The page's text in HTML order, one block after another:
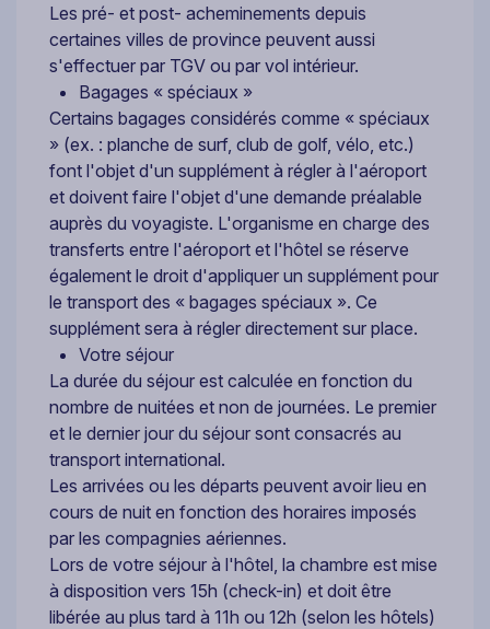
Les pré- et post- acheminements depuis
certaines villes de province peuvent aussi
s'effectuer par TGV ou par vol intérieur.
Bagages « spéciaux »
Certains bagages considérés comme « spéciaux
» (ex. : planche de surf, club de golf, vélo, etc.)
font l'objet d'un supplément à régler à l'aéroport
et doivent faire l'objet d'une demande préalable
auprès du voyagiste. L'organisme en charge des
transferts entre l'aéroport et l'hôtel se réserve
également le droit d'appliquer un supplément pour
le transport des « bagages spéciaux ». Ce
supplément sera à régler directement sur place.
Votre séjour
La durée du séjour est calculée en fonction du
nombre de nuitées et non de journées. Le premier
et le dernier jour du séjour sont consacrés au
transport international.
Les arrivées ou les départs peuvent avoir lieu en
cours de nuit en fonction des horaires imposés
par les compagnies aériennes.
Lors de votre séjour à l'hôtel, la chambre est mise
à disposition vers 15h (check-in) et doit être
libérée au plus tard à 11h ou 12h (selon les hôtels)